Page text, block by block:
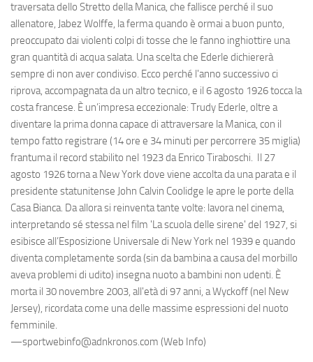
traversata dello Stretto della Manica, che fallisce perché il suo
allenatore, Jabez Wolffe, la ferma quando è ormai a buon punto,
preoccupato dai violenti colpi di tosse che le fanno inghiottire una
gran quantità di acqua salata. Una scelta che Ederle dichiererà
sempre di non aver condiviso. Ecco perché l'anno successivo ci
riprova, accompagnata da un altro tecnico, e il 6 agosto 1926 tocca la
costa francese. È un’impresa eccezionale: Trudy Ederle, oltre a
diventare la prima donna capace di attraversare la Manica, con il
tempo fatto registrare (14 ore e 34 minuti per percorrere 35 miglia)
frantuma il record stabilito nel 1923 da Enrico Tiraboschi. Il 27
agosto 1926 torna a New York dove viene accolta da una parata e il
presidente statunitense John Calvin Coolidge le apre le porte della
Casa Bianca. Da allora si reinventa tante volte: lavora nel cinema,
interpretando sé stessa nel film 'La scuola delle sirene' del 1927, si
esibisce all’Esposizione Universale di New York nel 1939 e quando
diventa completamente sorda (sin da bambina a causa del morbillo
aveva problemi di udito) insegna nuoto a bambini non udenti. È
morta il 30 novembre 2003, all'età di 97 anni, a Wyckoff (nel New
Jersey), ricordata come una delle massime espressioni del nuoto
femminile.
—sportwebinfo@adnkronos.com (Web Info)